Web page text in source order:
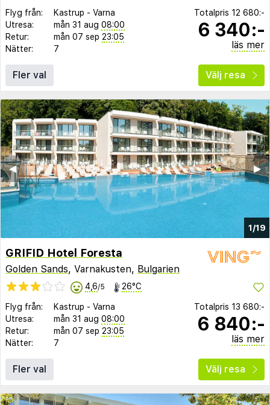
Flyg från: Kastrup - Varna
Utresa:
mån 31 aug 08:00
Retur:
mån 07 sep 23:05
Nätter:
7
Totalpris 12 680:-
6 340:-
läs mer
Fler val Välj resa
1/19
▶︎
◀︎
GRIFID Hotel Foresta
Golden Sands, Varnakusten, Bulgarien
4,6/5 26°C
Flyg från: Kastrup - Varna
Utresa:
mån 31 aug 08:00
Retur:
mån 07 sep 23:05
Nätter:
7
Totalpris 13 680:-
6 840:-
läs mer
Fler val Välj resa